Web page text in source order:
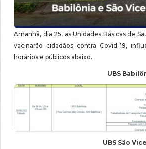
Amanhã, dia 25, as Unidades Básicas de
vacinarão cidadãos contra Covid-19,
horários e públicos abaixo.
UBS
UBS São